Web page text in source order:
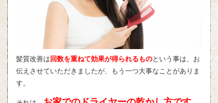
髪質改善は 回数を重ねて効果が得られるものという事は、お
伝えさせていただきましたが、もう一つ大事なことがありま
す。